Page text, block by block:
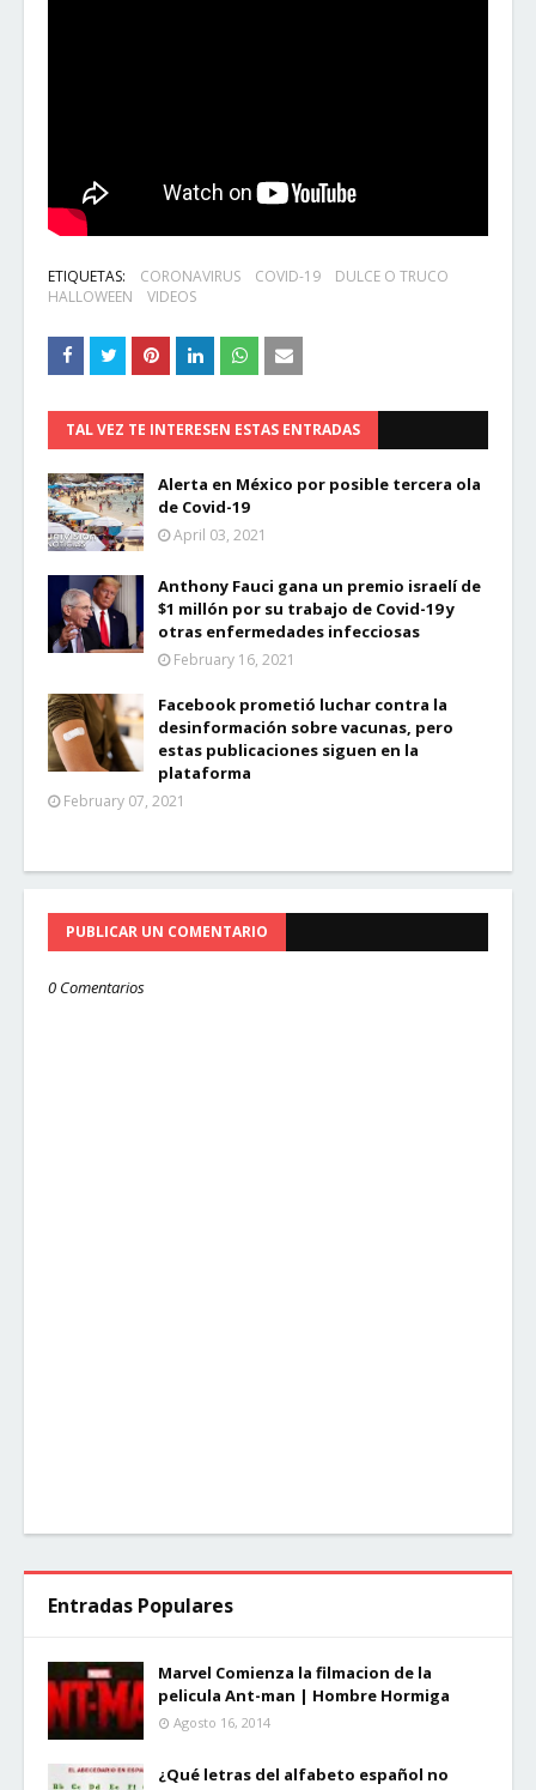
ETIQUETAS: CORONAVIRUS COVID-19
DULCE O TRUCO
HALLOWEEN
VIDEOS
TAL VEZ TE INTERESEN ESTAS ENTRADAS
Alerta en México por posible tercera ola
de Covid-19
April 03, 2021
Anthony Fauci gana un premio israelí de
$1 millón por su trabajo de Covid-19 y
otras enfermedades infecciosas
February 16, 2021
Facebook prometió luchar contra la
desinformación sobre vacunas, pero
estas publicaciones siguen en la
plataforma
February 07, 2021
PUBLICAR UN COMENTARIO
0 Comentarios
Entradas Populares
Marvel Comienza la filmacion de la
pelicula Ant-man | Hombre Hormiga
Agosto 16, 2014
¿Qué letras del alfabeto español no